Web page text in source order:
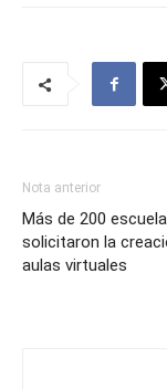
Nota anterior
Más de 200
solicitaron la
aulas virtuales